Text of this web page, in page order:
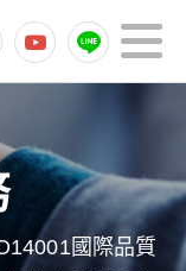
國際品質